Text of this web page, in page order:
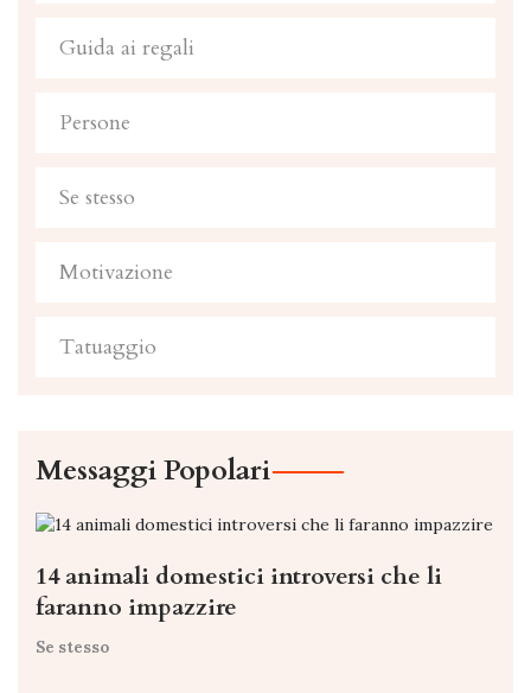
Guida ai regali
Persone
Se stesso
Motivazione
Tatuaggio
Messaggi Popolari
14 animali domestici introversi che li
faranno impazzire
Se stesso